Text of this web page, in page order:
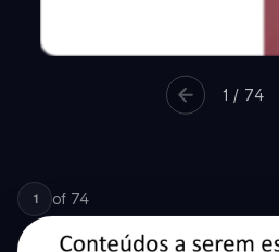
1 / 74
1 of 74